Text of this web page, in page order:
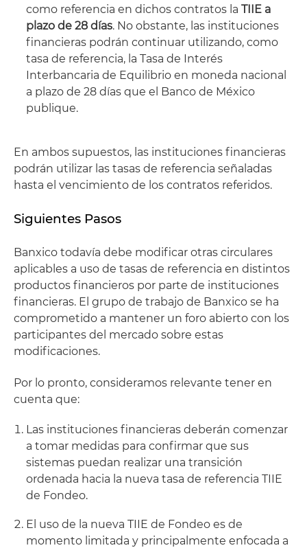
como referencia en dichos contratos la TIIE a
plazo de 28 días. No obstante, las instituciones
financieras podrán continuar utilizando, como
tasa de referencia, la Tasa de Interés
Interbancaria de Equilibrio en moneda nacional
a plazo de 28 días que el Banco de México
publique.
En ambos supuestos, las instituciones financieras
podrán utilizar las tasas de referencia señaladas
hasta el vencimiento de los contratos referidos.
Siguientes Pasos
Banxico todavía debe modificar otras circulares
aplicables a uso de tasas de referencia en distintos
productos financieros por parte de instituciones
financieras. El grupo de trabajo de Banxico se ha
comprometido a mantener un foro abierto con los
participantes del mercado sobre estas
modificaciones.
Por lo pronto, consideramos relevante tener en
cuenta que:
Las instituciones financieras deberán comenzar
a tomar medidas para confirmar que sus
sistemas puedan realizar una transición
ordenada hacia la nueva tasa de referencia TIIE
de Fondeo.
El uso de la nueva TIIE de Fondeo es de
momento limitada y principalmente enfocada a